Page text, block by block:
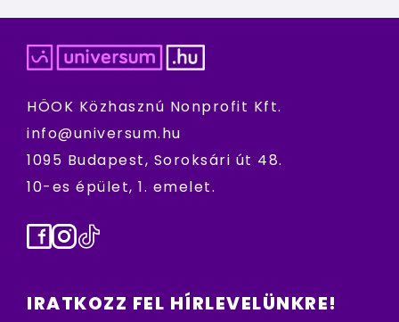
HÖOK Közhasznú Nonprofit Kft.
info@universum.hu
1095 Budapest, Soroksári út 48.
10-es épület, 1. emelet.
Facebook
Instagram
TikTok
IRATKOZZ FEL HÍRLEVELÜNKRE!